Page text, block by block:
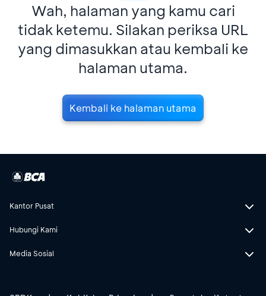
Wah, halaman yang kamu cari
tidak ketemu. Silakan periksa URL
yang dimasukkan atau kembali ke
halaman utama.
Kembali ke halaman utama
Kantor Pusat
Hubungi Kami
Media Sosial